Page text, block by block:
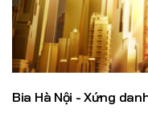
Bia Hà Nội - Xứng